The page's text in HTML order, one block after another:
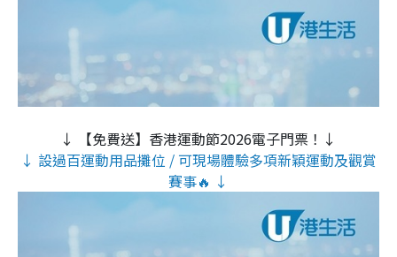
↓ 【免費送】香港運動節2026電子門票！↓
↓ 設過百運動用品攤位 / 可現場體驗多項新穎運動及觀賞
賽事🔥 ↓